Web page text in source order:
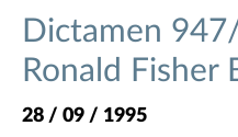
Dictamen
Ronald Fisher
28 / 09 / 1995